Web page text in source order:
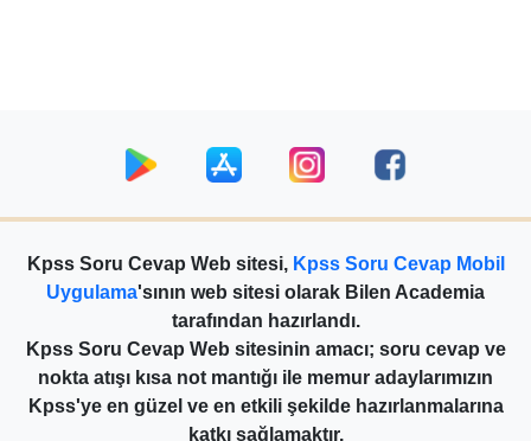
Kpss Soru Cevap Web sitesi, Kpss Soru Cevap Mobil
Uygulama'sının web sitesi olarak Bilen Academia
tarafından hazırlandı.
Kpss Soru Cevap Web sitesinin amacı; soru cevap ve
nokta atışı kısa not mantığı ile memur adaylarımızın
Kpss'ye en güzel ve en etkili şekilde hazırlanmalarına
katkı sağlamaktır.